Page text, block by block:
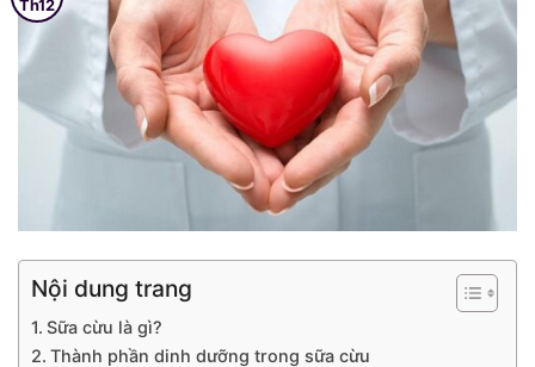
Th12
Nội dung trang
Sữa cừu là gì?
Thành phần dinh dưỡng trong sữa cừu